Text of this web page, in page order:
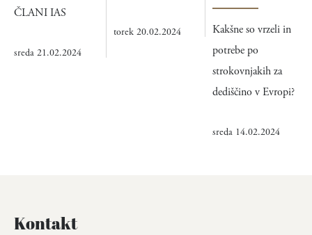
ČLANI IAS
sreda 21.02.2024
torek 20.02.2024
Kakšne so vrzeli in
potrebe po
strokovnjakih za
dediščino v Evropi?
sreda 14.02.2024
Kontakt